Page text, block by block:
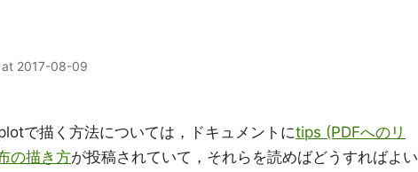
at 2017-08-09
で描く方法については，ドキュメントにtips (PDFへのリ
の描き方が投稿されていて，それらを読めばどうすればよい